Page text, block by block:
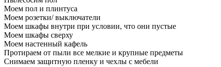
Моем пол и плинтуса
Моем розетки/ выключатели
Моем шкафы внутри при условии, что они пустые
Моем шкафы сверху
Моем настенный кафель
Протираем от пыли все мелкие и крупные предметы
Снимаем защитную пленку и чехлы с мебели